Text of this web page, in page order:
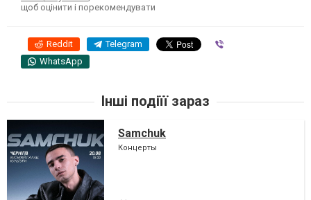
щоб оцінити і порекомендувати
Reddit Telegram
WhatsApp
Інші подіїї зараз
Samchuk
Концерты